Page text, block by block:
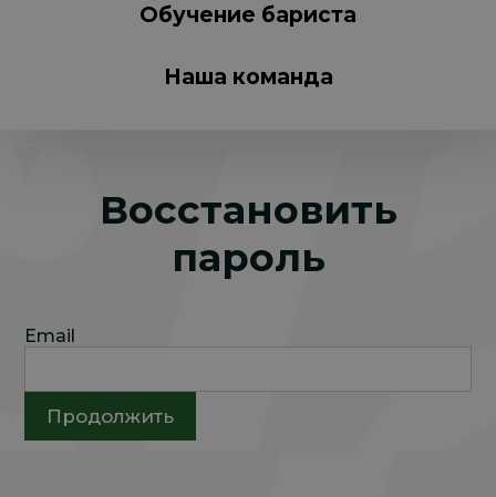
Обучение бариста
Наша команда
Восстановить
пароль
Email
Продолжить